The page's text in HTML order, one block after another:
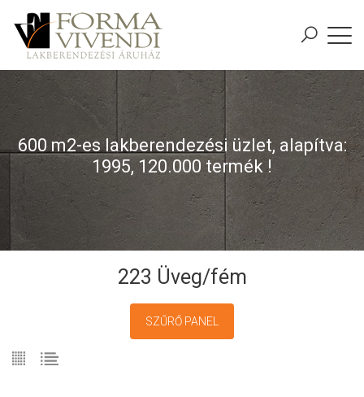
600 m2-es lakberendezési üzlet, alapítva:
1995, 120.000 termék !
223 Üveg/fém
SZŰRŐ PANEL